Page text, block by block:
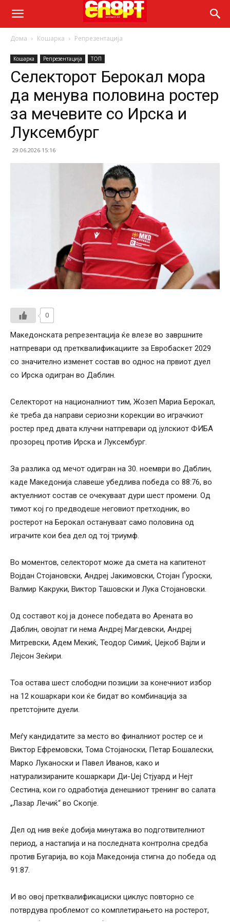
Дома Кошарка Репрезентација
Кошарка Репрезентација ТОП
Селекторот Берокал мора
да менува половина ростер
за мечевите со Ирска и
Луксембург
29.06.2026 15:16
0
Македонската репрезентација ќе влезе во завршните
натпревари од претквалификациите за Евробаскет 2029
со значително изменет состав во однос на првиот дуел
со Ирска одигран во Даблин.
Селекторот на националниот тим, Жозеп Мариа Берокал,
ќе треба да направи сериозни корекции во играчкиот
ростер пред двата клучни натпревари од јулскиот ФИБА
прозорец против Ирска и Луксембург.
За разлика од мечот одигран на 30. ноември во Даблин,
каде Македонија славеше убедлива победа со 88:76, во
актуелниот состав се очекуваат дури шест промени. Од
тимот кој го предводеше неговиот претходник, во
ростерот на Берокал остануваат само половина од
играчите кои беа дел од тој триумф.
Во моментов, селекторот може да смета на капитенот
Војдан Стојановски, Андреј Јакимовски, Стојан Ѓуроски,
Валмир Какруки, Виктор Ташовски и Лука Стојановски.
Од составот кој ја донесе победата во Арената во
Даблин, овојпат ги нема Андреј Магдевски, Андреј
Митревски, Адем Мекиќ, Теодор Симиќ, Џејкоб Вајли и
Лејсон Зеќири.
Тоа остава шест слободни позиции за конечниот избор
на 12 кошаркари кои ќе бидат во комбинација за
претстојните дуели.
Меѓу кандидатите за место во финалниот ростер се и
Виктор Ефремовски, Тома Стојаноски, Петар Бошалески,
Марко Луканоски и Павел Иванов, како и
натурализираните кошаркари Ди-Џеј Стјуард и Нејт
Сестина, кои го одработија денешниот тренинг во салата
„Лазар Лечиќ“ во Скопје.
Дел од нив веќе добија минутажа во подготвителниот
период, а настапија и на последната контролна средба
против Бугарија, во која Македонија стигна до победа од
91:87.
И во овој претквалификациски циклус повторно се
потврдува проблемот со комплетирањето на ростерот,